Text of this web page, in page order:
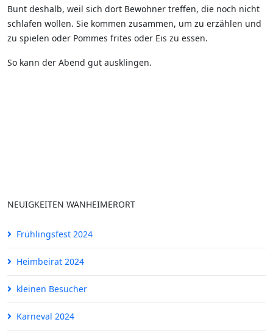
Bunt deshalb, weil sich dort Bewohner treffen, die noch nicht
schlafen wollen. Sie kommen zusammen, um zu erzählen und
zu spielen oder Pommes frites oder Eis zu essen.
So kann der Abend gut ausklingen.
NEUIGKEITEN WANHEIMERORT
Frühlingsfest 2024
Heimbeirat 2024
kleinen Besucher
Karneval 2024